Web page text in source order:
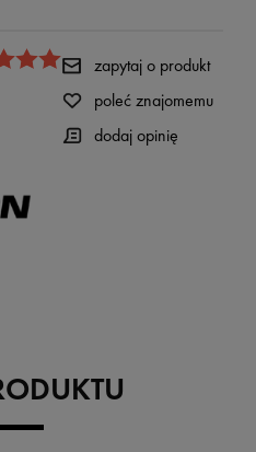
zapytaj o produkt
poleć znajomemu
dodaj opinię